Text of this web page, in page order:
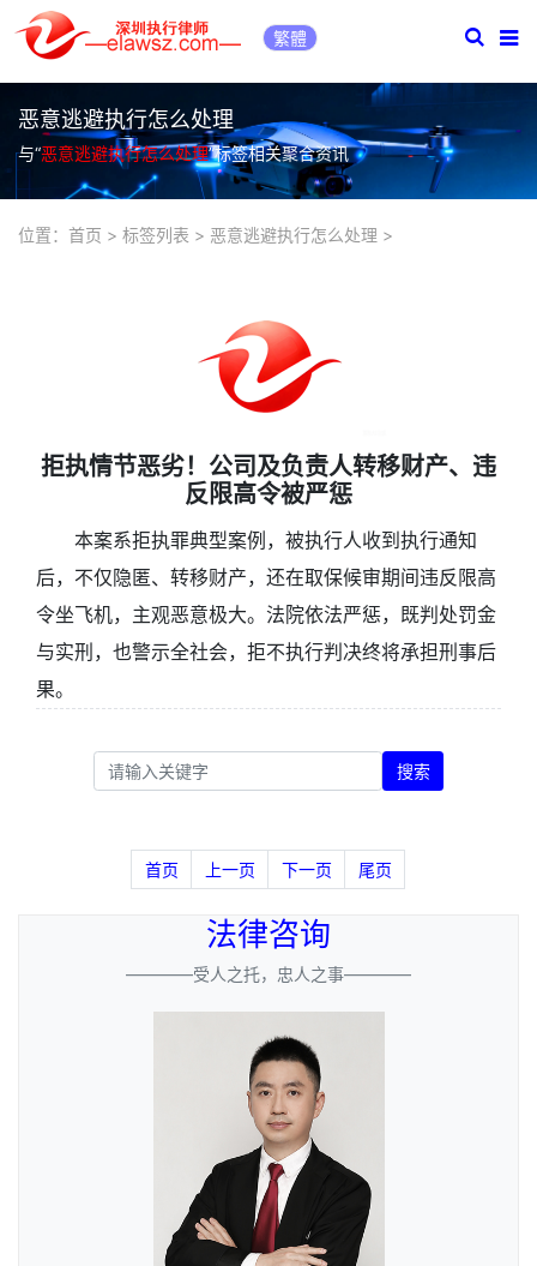
繁體
恶意逃避执行怎么处理
与“恶意逃避执行怎么处理”标签相关聚合资讯
位置： 首页 > 标签列表 > 恶意逃避执行怎么处理 >
拒执情节恶劣！公司及负责人转移财产、违
反限高令被严惩
本案系拒执罪典型案例，被执行人收到执行通知
后，不仅隐匿、转移财产，还在取保候审期间违反限高
令坐飞机，主观恶意极大。法院依法严惩，既判处罚金
与实刑，也警示全社会，拒不执行判决终将承担刑事后
果。
搜索
首页 上一页 下一页 尾页
法律咨询
————受人之托，忠人之事————